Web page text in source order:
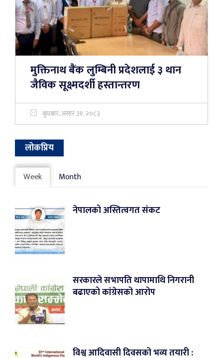
मुक्तिनाथ बैंक लुम्बिनी प्रदेशलाई ३ थान
जैविक सूक्ष्मदर्शी हस्तान्तरण
बुधबार, असार ३१, २०८३
लोकप्रिय
Week Month
नेपालको अस्तित्वगत संकट
सरकारले सभापति थापामाथि निगरानी
बढाएको कांग्रेसको आरोप
विश्व आदिवासी दिवसको भव्य तयारी :